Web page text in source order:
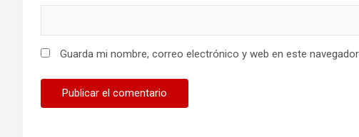
Guarda mi nombre, correo electrónico y web en este